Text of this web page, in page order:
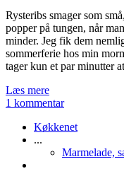
Rysteribs smager som
popper på tungen, når
minder. Jeg fik dem
sommerferie hos min
tager kun et par minutter
Læs mere
1 kommentar
Køkkenet
...
Marmelade,